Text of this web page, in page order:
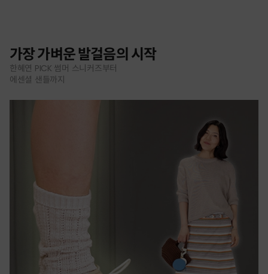
가장 가벼운 발걸음의 시작
한혜연 PICK 썸머 스니커즈부터
에센셜 샌들까지